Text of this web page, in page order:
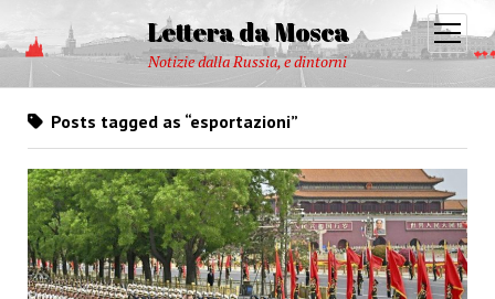
Lettera da Mosca
Notizie dalla Russia, e dintorni
open
menu
Posts tagged as “esportazioni”